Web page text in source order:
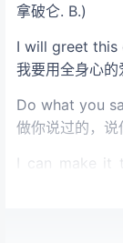
拿破仑. B.)
I will greet this
我要用全身心的
Do what you
做你说过的，说
I can make it